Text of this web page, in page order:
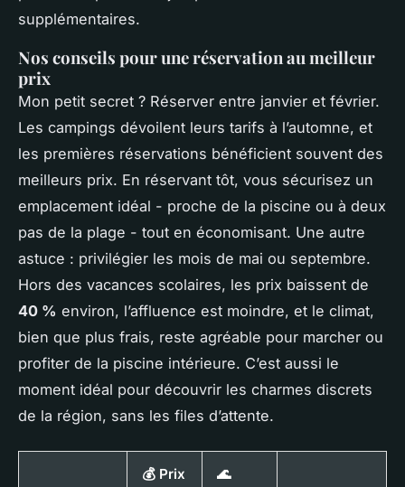
supplémentaires.
Nos conseils pour une réservation au meilleur
prix
Mon petit secret ? Réserver entre janvier et février.
Les campings dévoilent leurs tarifs à l’automne, et
les premières réservations bénéficient souvent des
meilleurs prix. En réservant tôt, vous sécurisez un
emplacement idéal - proche de la piscine ou à deux
pas de la plage - tout en économisant. Une autre
astuce : privilégier les mois de mai ou septembre.
Hors des vacances scolaires, les prix baissent de
40 % environ, l’affluence est moindre, et le climat,
bien que plus frais, reste agréable pour marcher ou
profiter de la piscine intérieure. C’est aussi le
moment idéal pour découvrir les charmes discrets
de la région, sans les files d’attente.
💰 Prix
🌊